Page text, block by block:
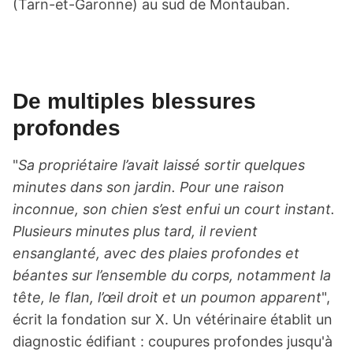
(Tarn-et-Garonne) au sud de Montauban.
De multiples blessures
profondes
"Sa propriétaire l’avait laissé sortir quelques
minutes dans son jardin. Pour une raison
inconnue, son chien s’est enfui un court instant.
Plusieurs minutes plus tard, il revient
ensanglanté, avec des plaies profondes et
béantes sur l’ensemble du corps, notamment la
tête, le flan, l’œil droit et un poumon apparent",
écrit la fondation sur X. Un vétérinaire établit un
diagnostic édifiant : coupures profondes jusqu'à